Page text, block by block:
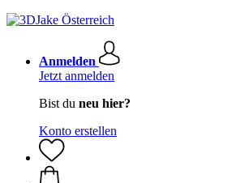
Anmelden
Jetzt anmelden
Bist du neu hier?
Konto erstellen